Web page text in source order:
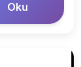
Oku